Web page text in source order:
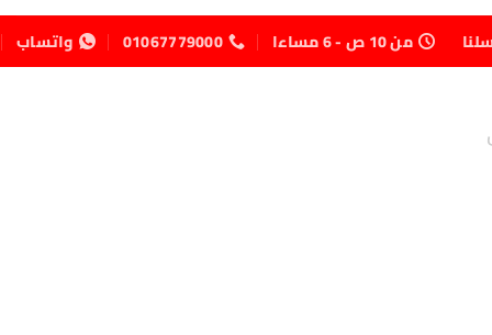
من 10 ص - 6 مساءا 01067779000 واتساب